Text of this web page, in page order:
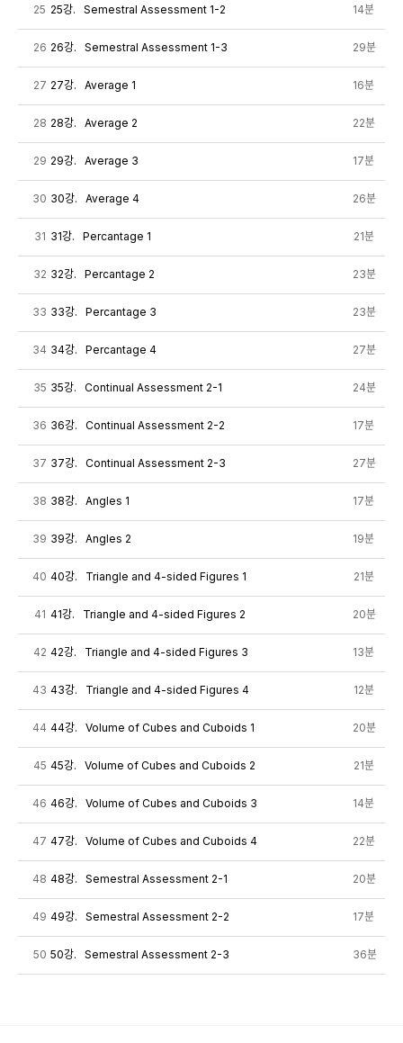
25 25강. Semestral Assessment 1-2 14분
26 26강. Semestral Assessment 1-3 29분
27 27강. Average 1 16분
28 28강. Average 2 22분
29 29강. Average 3 17분
30 30강. Average 4 26분
31 31강. Percantage 1 21분
32 32강. Percantage 2 23분
33 33강. Percantage 3 23분
34 34강. Percantage 4 27분
35 35강. Continual Assessment 2-1 24분
36 36강. Continual Assessment 2-2 17분
37 37강. Continual Assessment 2-3 27분
38 38강. Angles 1 17분
39 39강. Angles 2 19분
40 40강. Triangle and 4-sided Figures 1 21분
41 41강. Triangle and 4-sided Figures 2 20분
42 42강. Triangle and 4-sided Figures 3 13분
43 43강. Triangle and 4-sided Figures 4 12분
44 44강. Volume of Cubes and Cuboids 1 20분
45 45강. Volume of Cubes and Cuboids 2 21분
46 46강. Volume of Cubes and Cuboids 3 14분
47 47강. Volume of Cubes and Cuboids 4 22분
48 48강. Semestral Assessment 2-1 20분
49 49강. Semestral Assessment 2-2 17분
50 50강. Semestral Assessment 2-3 36분